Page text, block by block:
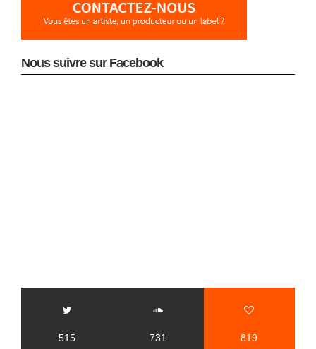
Nous suivre sur Facebook
515
731
819